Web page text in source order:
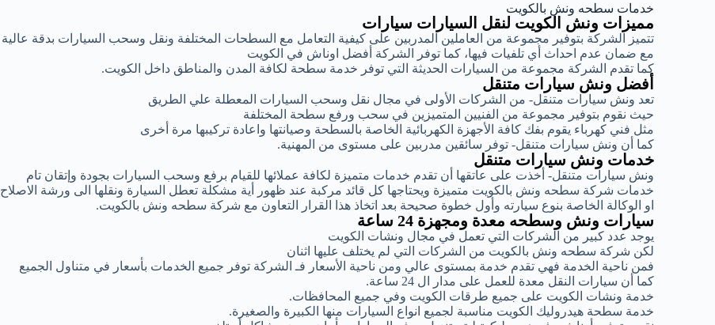
خدمات سطحه ونش بالكويت
مميزات ونش الكويت لنقل السيارات سيارات
تتميز الشركة بتوفير مجموعة من العاملين المدربين على كيفية التعامل مع السطحات المختلفة ونقل وسحب السيارات بدقة عالية
مع ضمان عدم احداث أي تلفيات فيها، كما توفر الشركة أفضل اوناش في الكويت
كما تقدم الشركة مجموعة من السيارات الحديثة التي توفر خدمة سطحة لكافة المدن والمناطق داخل الكويت.
أفضل ونش سيارات متنقل
تعد ونش سيارات متنقل- من الشركات الأولى في مجال نقل وسحب السيارات المعطلة علي الطريق
حيث نقوم بتوفير مجموعة من الفنيين المتميزين في سحب ورفع سطحة المختلفة
مثل فني كهرباء يقوم بفك كافة الأجهزة الكهربائية الخاصة بالسطحة وصيانتها واعادة تركيبها مرة أخرى
كما أن ونش سيارات متنقل- توفر سائقين مدربين على مستوى من المهنية.
خدمات ونش سيارات متنقل
ونش سيارات متنقل- أخذت على عاتقها أن تقدم خدمات متميزة لكافة عملائها للقيام برفع وسحب السيارات بجودة وإتقان تام
خدمات شركة سطحه ونش بالكويت متميزة ويحتاجها كل قائد مركبة عند ظهور أية مشكلة تعطل السيارة ونقلها الى ورشة الاصلاح
او الوكالة الخاصة بنوع سيارته وأول خطوة صحيحة بعد اتخاذ هذا القرار التعاون مع شركة سطحه ونش بالكويت.
سيارات ونش وسطحه معدة ومجهزة 24 ساعة
يوجد عدد كبير من الشركات التي تعمل في مجال ونشات الكويت
لكن شركة سطحه ونش بالكويت من الشركات التي لم يختلف عليها اثنان
فمن ناحية الخدمة فهي تقدم خدمة بمستوى عالي ومن ناحية الأسعار فـ الشركة توفر جميع الخدمات بأسعار في متناول الجميع
كما أن سيارات النقل معدة للعمل على مدار ال 24 ساعة.
خدمة ونشات الكويت على جميع طرقات الكويت وفي جميع المحافظات.
خدمة سطحة هيدروليك الكويت مناسبة لجميع انواع السيارات منها الكبيرة والصغيرة.